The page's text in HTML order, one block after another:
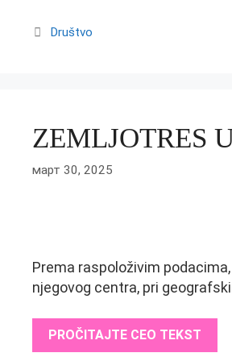
Categories
Društvo
ZEMLJOTRES
март 30, 2025
Prema raspoloživim
njegovog centra, pri
PROČITAJTE CEO TEKST